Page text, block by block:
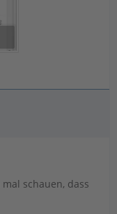
schauen, dass